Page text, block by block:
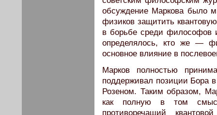
обсуждение Маркова было
физиков защитить
в борьбе среди философов
определялось, кто же —
основное влияние в
Марков полностью
поддерживал позиции Бора
Розеном. Таким образом,
как полную в том
противоречащий